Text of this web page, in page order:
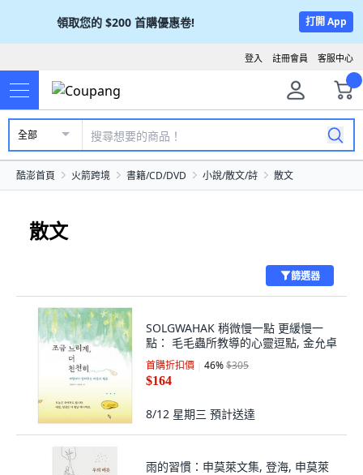
領取您的 $200 首購優惠卷! 打開 App
客服中心
註冊會員
登入
全部
酷澎首頁 火箭跨境 書籍/CD/DVD 小說/散文/詩 散文
散文
篩選器
SOLGWAHAK 稍微慢一點 更緩慢一
點： 毛毛蟲所教導的心靈逗點, 金允卓
首購折扣價 46%$305
$164
8/12 星期三 預計送達
雨的習慣：申莫萊文集, 登海, 申莫萊